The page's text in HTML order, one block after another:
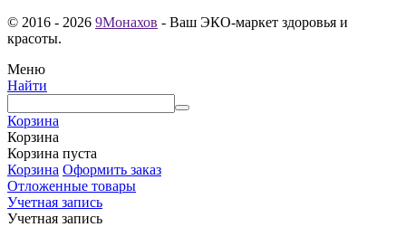
© 2016 - 2026 9Монахов - Ваш ЭКО-маркет здоровья и
красоты.
Меню
Найти
Корзина
Корзина
Корзина пуста
Корзина Оформить заказ
Отложенные товары
Учетная запись
Учетная запись